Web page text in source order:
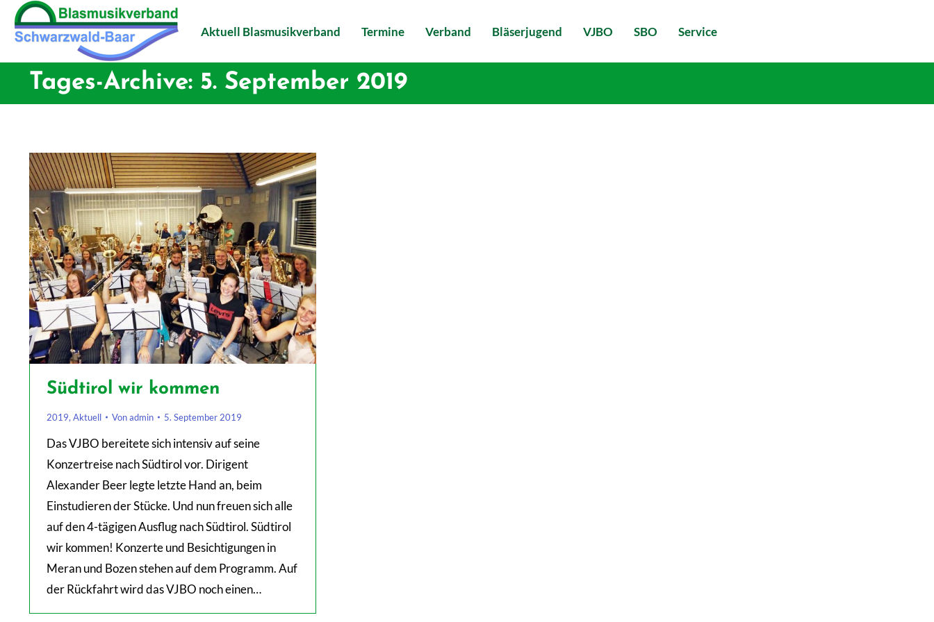
Aktuell Blasmusikverband Termine Verband Bläserjugend VJBO SBO Service
Tages-Archive: 5. September 2019
Südtirol wir kommen
2019, Aktuell Vonadmin 5. September 2019
Das VJBO bereitete sich intensiv auf seine
Konzertreise nach Südtirol vor. Dirigent
Alexander Beer legte letzte Hand an, beim
Einstudieren der Stücke. Und nun freuen sich alle
auf den 4-tägigen Ausflug nach Südtirol. Südtirol
wir kommen! Konzerte und Besichtigungen in
Meran und Bozen stehen auf dem Programm. Auf
der Rückfahrt wird das VJBO noch einen…